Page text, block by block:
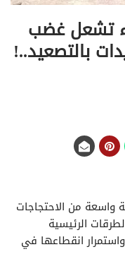
تشعل غضب
بالتصعيد..!
واسعة من الاحتجاجات
الرئيسية
انقطاعها في